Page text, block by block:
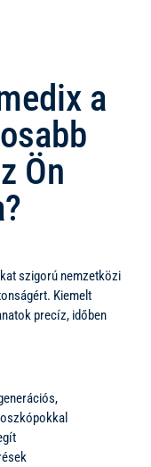
a
Ön
szigorú nemzetközi
Kiemelt
precíz, időben